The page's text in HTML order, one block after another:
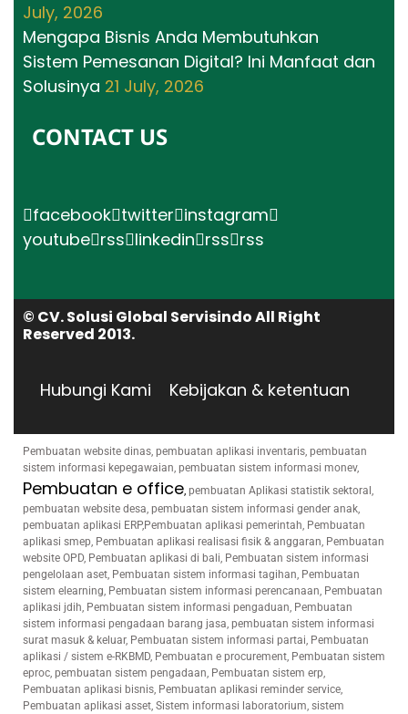
July, 2026
Mengapa Bisnis Anda Membutuhkan
Sistem Pemesanan Digital? Ini Manfaat dan
Solusinya 21 July, 2026
CONTACT US
facebook twitter instagram
youtube rss linkedin rss rss
© CV. Solusi Global Servisindo All Right
Reserved 2013.
Hubungi Kami Kebijakan & ketentuan
Pembuatan website dinas, pembuatan aplikasi inventaris, pembuatan
sistem informasi kepegawaian, pembuatan sistem informasi monev,
Pembuatan e office, pembuatan Aplikasi statistik sektoral,
pembuatan website desa, pembuatan sistem informasi gender anak,
pembuatan aplikasi ERP,Pembuatan aplikasi pemerintah, Pembuatan
aplikasi smep, Pembuatan aplikasi realisasi fisik & anggaran, Pembuatan
website OPD, Pembuatan aplikasi di bali, Pembuatan sistem informasi
pengelolaan aset, Pembuatan sistem informasi tagihan, Pembuatan
sistem elearning, Pembuatan sistem informasi perencanaan, Pembuatan
aplikasi jdih, Pembuatan sistem informasi pengaduan, Pembuatan
sistem informasi pengadaan barang jasa, pembuatan sistem informasi
surat masuk & keluar, Pembuatan sistem informasi partai, Pembuatan
aplikasi / sistem e-RKBMD, Pembuatan e procurement, Pembuatan sistem
eproc, pembuatan sistem pengadaan, Pembuatan sistem erp,
Pembuatan aplikasi bisnis, Pembuatan aplikasi reminder service,
Pembuatan aplikasi asset, Sistem informasi laboratorium, sistem